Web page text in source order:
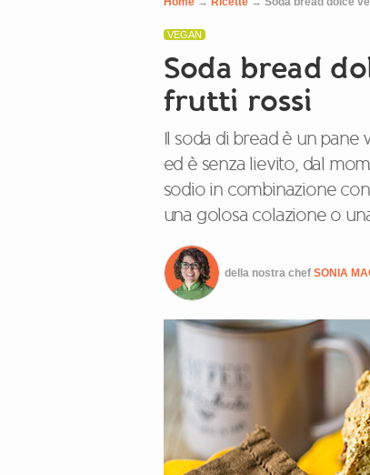
VEGAN
Soda bread
frutti rossi
Il soda di bread è un
ed è senza lievito, dal
sodio in combinazione
una golosa colazione o
della nostra chef SONIA